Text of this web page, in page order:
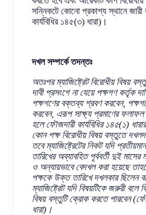
সন্নিকটে কোনো প্রকাশ্য স্থানে
কার্যবিধির ১৪৫(৩) ধারা)।
দখল সম্পর্কে তদন্তঃ
অতঃপর ম্যাজিষ্ট্রেট বিরোধীয় বিষয়
দাবী প্রসংগে না যেয়ে পক্ষগণ কর্তৃক
পক্ষগণের বক্তব্য শ্রবণ করবেন,
করবেন, এরূপ সাক্ষ্য প্রমাণের ফলাফল
হলে ফৌজদারী কার্যবিধির ১৪৫(১)
কোন পক্ষ বিরোধীয় বিষয় বস্তুতে
তবে ম্যাজিষ্ট্রেটের নিকট যদি
তারিখের অব্যাবহিত পূর্ববর্তী দুই
ও অন্যায়ভাবে বেদখল করা হয়েছে
পক্ষকে উক্ত তারিখে দখলকার ছিলেন
ম্যাজিষ্ট্রেট যদি বিষয়টিকে জরুরী বলে
বিষয় বস্তুটি ক্রোক করতে পারবেন
ধারা)।